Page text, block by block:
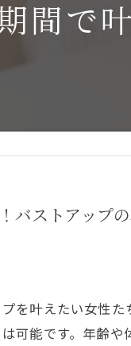
間で
バストアップ
を叶えたい女性
可能です。年齢